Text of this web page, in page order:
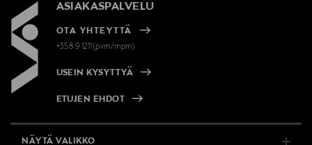
ASIAKASPALVELU
OTA YHTEYTTÄ
+358 9 1211(pvm/mpm)
USEIN KYSYTTYÄ
ETUJEN EHDOT
NÄYTÄ VALIKKO